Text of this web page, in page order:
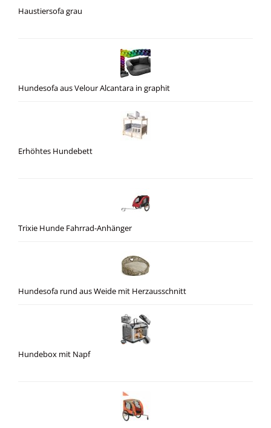
Haustiersofa grau
Hundesofa aus Velour Alcantara in graphit
Erhöhtes Hundebett
Trixie Hunde Fahrrad-Anhänger
Hundesofa rund aus Weide mit Herzausschnitt
Hundebox mit Napf